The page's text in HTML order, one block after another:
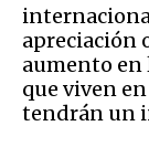
apreciación
aumento en
que viven
tendrán un